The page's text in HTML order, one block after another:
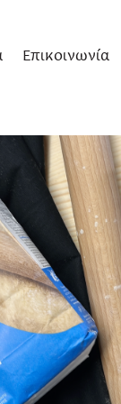
Επικοινωνία